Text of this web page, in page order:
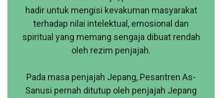
hadir untuk mengisi kevakuman masyarakat
terhadap nilai intelektual, emosional dan
spiritual yang memang sengaja dibuat rendah
oleh rezim penjajah.
Pada masa penjajah Jepang, Pesantren As-
Sanusi pernah ditutup oleh penjajah Jepang